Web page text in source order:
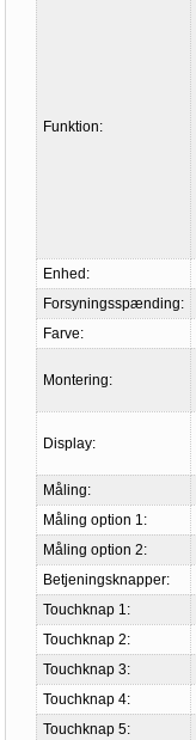
Funktion:
Enhed:
Forsyningsspænding:
Farve:
Montering:
Display:
Måling:
Måling option 1:
Måling option 2:
Betjeningsknapper:
Touchknap 1:
Touchknap 2:
Touchknap 3:
Touchknap 4:
Touchknap 5: